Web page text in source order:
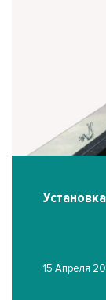
15 Апреля